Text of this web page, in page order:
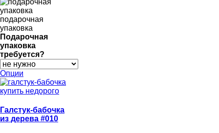
подарочная
упаковка
Подарочная
упаковка
требуется?
Опции
Галстук-бабочка
из дерева #010